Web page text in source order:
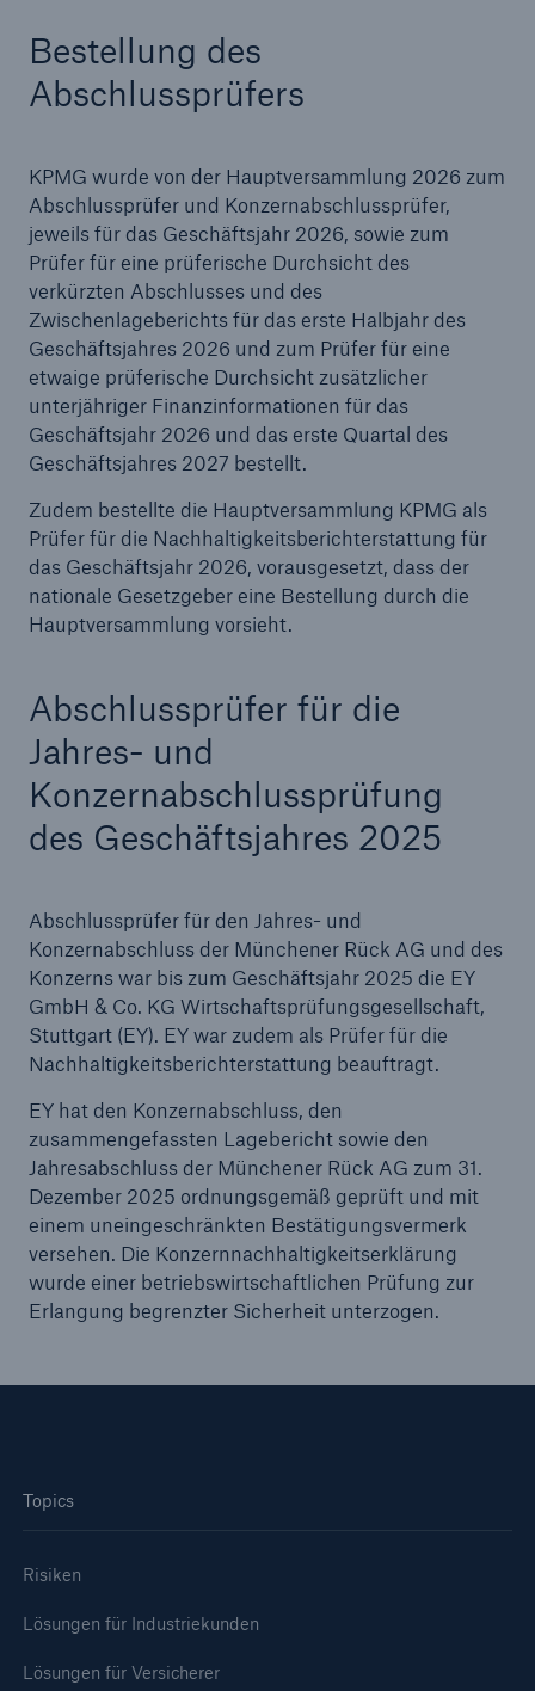
Bestellung des
Abschlussprüfers
KPMG wurde von der Hauptversammlung 2026 zum
Abschlussprüfer und Konzernabschlussprüfer,
jeweils für das Geschäftsjahr 2026, sowie zum
Prüfer für eine prüferische Durchsicht des
verkürzten Abschlusses und des
Zwischenlageberichts für das erste Halbjahr des
Geschäftsjahres 2026 und zum Prüfer für eine
etwaige prüferische Durchsicht zusätzlicher
unterjähriger Finanzinformationen für das
Geschäftsjahr 2026 und das erste Quartal des
Geschäftsjahres 2027 bestellt.
Zudem bestellte die Hauptversammlung KPMG als
Prüfer für die Nachhaltigkeitsberichterstattung für
das Geschäftsjahr 2026, vorausgesetzt, dass der
nationale Gesetzgeber eine Bestellung durch die
Hauptversammlung vorsieht.
Abschlussprüfer für die
Jahres- und
Konzernabschlussprüfung
des Geschäftsjahres 2025
Abschlussprüfer für den Jahres- und
Konzernabschluss der Münchener Rück AG und des
Konzerns war bis zum Geschäftsjahr 2025 die EY
GmbH & Co. KG Wirtschaftsprüfungsgesellschaft,
Stuttgart (EY). EY war zudem als Prüfer für die
Nachhaltigkeitsberichterstattung beauftragt.
EY hat den Konzernabschluss, den
zusammengefassten Lagebericht sowie den
Jahresabschluss der Münchener Rück AG zum 31.
Dezember 2025 ordnungsgemäß geprüft und mit
einem uneingeschränkten Bestätigungsvermerk
versehen. Die Konzernnachhaltigkeitserklärung
wurde einer betriebswirtschaftlichen Prüfung zur
Erlangung begrenzter Sicherheit unterzogen.
Topics
Risiken
Lösungen für Industriekunden
Lösungen für Versicherer
Marine Trend Radar 2025
Naturkatastrophen
Versicherungslücke: der Anteil der nicht
versicherten Schäden aus Naturkatastrophen
seit 1980 beträgt
71.8%
Lösungen
Sachdeckung durch einen leistungsfähigen
Rückversicherungspartner
Versicherung bis zu